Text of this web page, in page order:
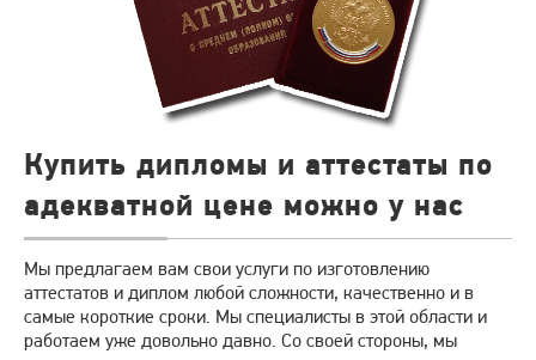
Купить дипломы и аттестаты по
адекватной цене можно у нас
Мы предлагаем вам свои услуги по изготовлению
аттестатов и диплом любой сложности, качественно и в
самые короткие сроки. Мы специалисты в этой области и
работаем уже довольно давно. Со своей стороны, мы